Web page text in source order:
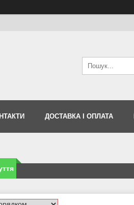
ДОСТАВКА І ОПЛАТА